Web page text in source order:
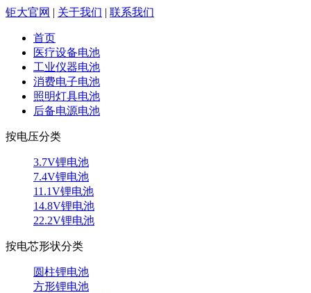
钜大官网 | 关于我们 | 联系我们
首页
医疗设备电池
工业仪器电池
消费电子电池
照明灯具电池
后备电源电池
按电压分类
3.7V锂电池
7.4V锂电池
11.1V锂电池
14.8V锂电池
22.2V锂电池
按电芯形状分类
圆柱锂电池
方形锂电池